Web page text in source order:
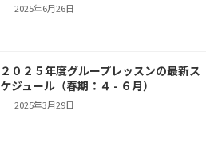
2025年6月26日
２０２５年度グループレッスンの最新ス
ケジュール（春期：４ - ６月）
2025年3月29日